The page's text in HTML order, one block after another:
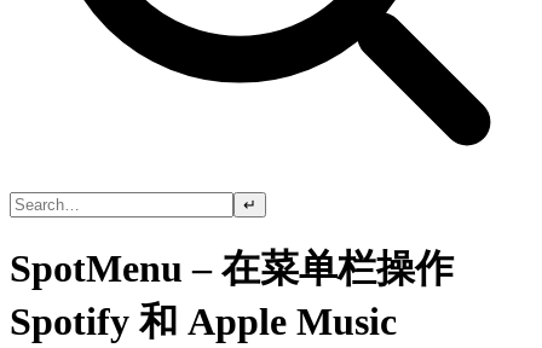
↵
SpotMenu – 在菜单栏操作
Spotify 和 Apple Music